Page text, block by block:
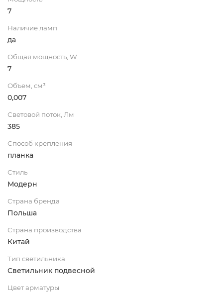
7
Наличие ламп
да
Общая мощность, W
7
Объем, см³
0,007
Световой поток, Лм
385
Способ крепления
планка
Стиль
Модерн
Страна бренда
Польша
Страна производства
Китай
Тип светильника
Светильник подвесной
Цвет арматуры